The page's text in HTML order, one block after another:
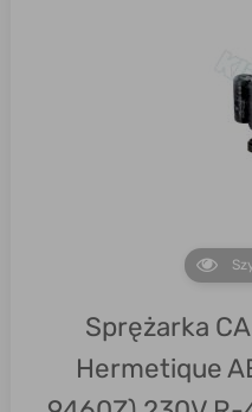
Sprężarka
Hermetique